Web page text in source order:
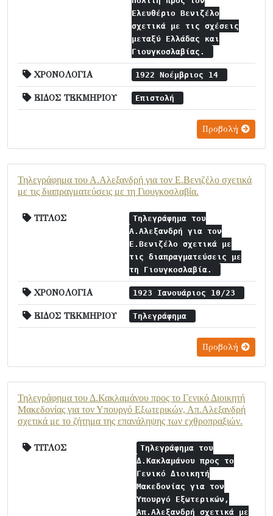
Ελευθέριο Βενιζέλο
σχετικά με τις σχέσεις
μεταξύ Ελλάδας και
Γιουγκοσλαβίας.
ΧΡΟΝΟΛΟΓΙΑ 1922 Νοέμβριος 14
ΕΙΔΟΣ ΤΕΚΜΗΡΙΟΥ Επιστολή
Προβολή
Τηλεγράφημα του Α.Αλεξανδρή για τον Ε.Βενιζέλο σχετικά
με τις διαπραγματεύσεις με τη Γιουγκοσλαβία.
ΤΙΤΛΟΣ
Τηλεγράφημα του
Α.Αλεξανδρή για τον
Ε.Βενιζέλο σχετικά με
τις διαπραγματεύσεις με
τη Γιουγκοσλαβία.
ΧΡΟΝΟΛΟΓΙΑ 1923 Ιανουάριος 10/23
ΕΙΔΟΣ ΤΕΚΜΗΡΙΟΥ Τηλεγράφημα
Προβολή
Τηλεγράφημα του Δ.Κακλαμάνου προς το Γενικό Διοικητή
Μακεδονίας για τον Υπουργό Εξωτερικών, Απ.Αλεξανδρή
σχετικά με το ζήτημα της επανάληψης των εχθροπραξιών.
ΤΙΤΛΟΣ
Τηλεγράφημα του
Δ.Κακλαμάνου προς το
Γενικό Διοικητή
Μακεδονίας για τον
Υπουργό Εξωτερικών,
Απ.Αλεξανδρή σχετικά με